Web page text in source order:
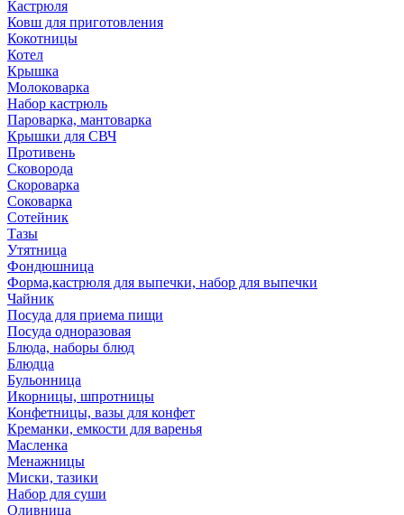
Кастрюля
Ковш для приготовления
Кокотницы
Котел
Крышка
Молоковарка
Набор кастрюль
Пароварка, мантоварка
Крышки для СВЧ
Противень
Сковорода
Скороварка
Соковарка
Сотейник
Тазы
Утятница
Фондюшница
Форма,кастрюля для выпечки, набор для выпечки
Чайник
Посуда для приема пищи
Посуда одноразовая
Блюда, наборы блюд
Блюдца
Бульонница
Икорницы, шпротницы
Конфетницы, вазы для конфет
Креманки, емкости для варенья
Масленка
Менажницы
Миски, тазики
Набор для суши
Оливница